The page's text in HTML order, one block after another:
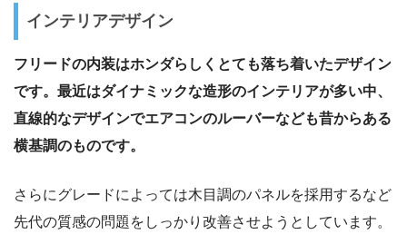
インテリアデザイン
フリードの内装はホンダらしくとても落ち着いたデザイン
です。最近はダイナミックな造形のインテリアが多い中、
直線的なデザインでエアコンのルーバーなども昔からある
横基調のものです。
さらにグレードによっては木目調のパネルを採用するなど
先代の質感の問題をしっかり改善させようとしています。